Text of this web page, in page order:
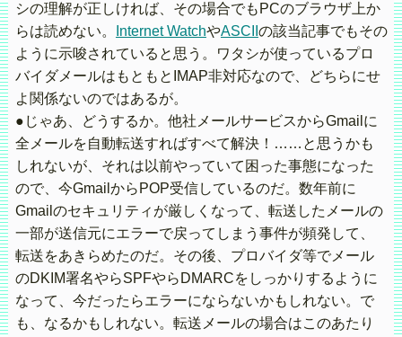
シの理解が正しければ、その場合でもPCのブラウザ上か
らは読めない。
Internet WatchやASCII の該当記事でもその
ように示唆されていると思う。ワタシが使っているプロ
バイダメールはもともとIMAP非対応なので、どちらにせ
よ関係ないのではあるが。
●じゃあ、どうするか。他社メールサービスからGmailに
全メールを自動転送すればすべて解決！……と思うかも
しれないが、それは以前やっていて困った事態になった
ので、今GmailからPOP受信しているのだ。数年前に
Gmailのセキュリティが厳しくなって、転送したメールの
一部が送信元にエラーで戻ってしまう事件が頻発して、
転送をあきらめたのだ。その後、プロバイダ等でメール
のDKIM署名やらSPFやらDMARCをしっかりするように
なって、今だったらエラーにならないかもしれない。で
も、なるかもしれない。転送メールの場合はこのあたり